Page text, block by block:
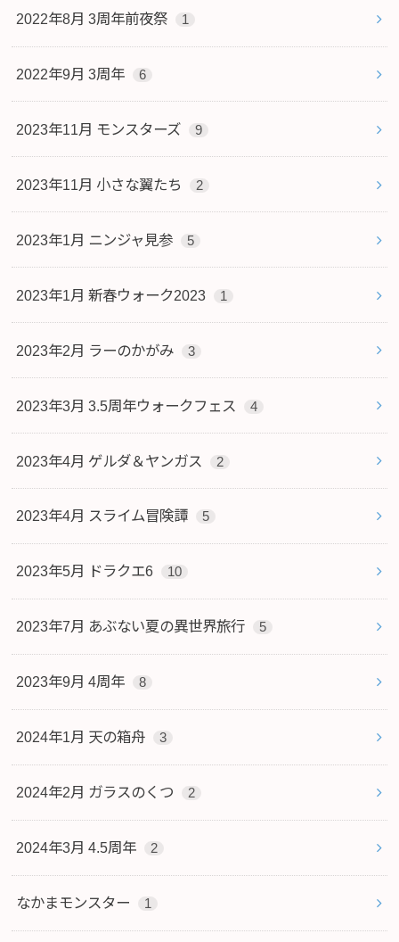
2022年8月 3周年前夜祭 1
2022年9月 3周年 6
2023年11月 モンスターズ 9
2023年11月 小さな翼たち 2
2023年1月 ニンジャ見参 5
2023年1月 新春ウォーク2023 1
2023年2月 ラーのかがみ 3
2023年3月 3.5周年ウォークフェス 4
2023年4月 ゲルダ＆ヤンガス 2
2023年4月 スライム冒険譚 5
2023年5月 ドラクエ6 10
2023年7月 あぶない夏の異世界旅行 5
2023年9月 4周年 8
2024年1月 天の箱舟 3
2024年2月 ガラスのくつ 2
2024年3月 4.5周年 2
なかまモンスター 1